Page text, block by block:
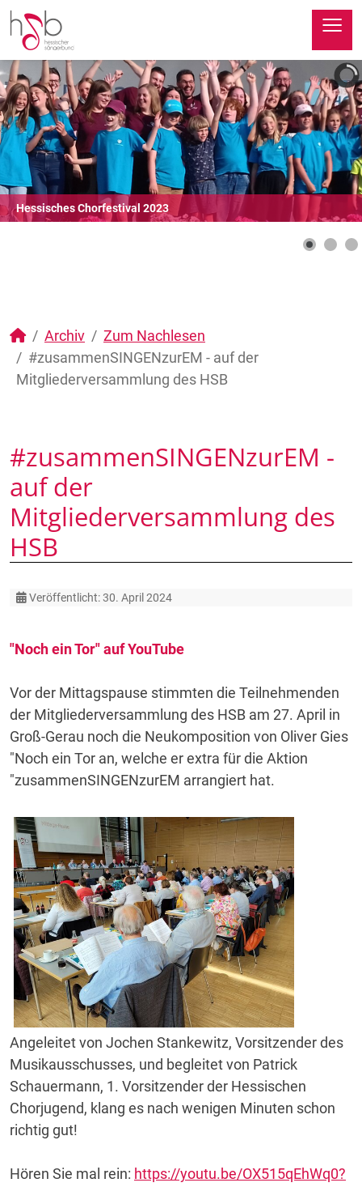
Hessisches Chorfestival 2023
Archiv
Zum Nachlesen
#zusammenSINGENzurEM - auf der
Mitgliederversammlung des HSB
#zusammenSINGENzurEM -
auf der
Mitgliederversammlung des
HSB
Details
Veröffentlicht: 30. April 2024
"Noch ein Tor" auf YouTube
Vor der Mittagspause stimmten die Teilnehmenden
der Mitgliederversammlung des HSB am 27. April in
Groß-Gerau noch die Neukomposition von Oliver Gies
"Noch ein Tor an, welche er extra für die Aktion
"zusammenSINGENzurEM arrangiert hat.
Angeleitet von Jochen Stankewitz, Vorsitzender des
Musikausschusses, und begleitet von Patrick
Schauermann, 1. Vorsitzender der Hessischen
Chorjugend, klang es nach wenigen Minuten schon
richtig gut!
Hören Sie mal rein: https://youtu.be/OX515qEhWq0?
≡